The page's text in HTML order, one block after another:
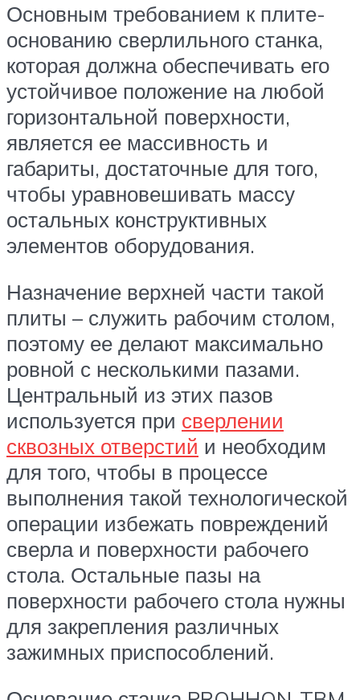
Основным требованием к плите-
основанию сверлильного станка,
которая должна обеспечивать его
устойчивое положение на любой
горизонтальной поверхности,
является ее массивность и
габариты, достаточные для того,
чтобы уравновешивать массу
остальных конструктивных
элементов оборудования.
Назначение верхней части такой
плиты – служить рабочим столом,
поэтому ее делают максимально
ровной с несколькими пазами.
Центральный из этих пазов
используется при сверлении
сквозных отверстий и необходим
для того, чтобы в процессе
выполнения такой технологической
операции избежать повреждений
сверла и поверхности рабочего
стола. Остальные пазы на
поверхности рабочего стола нужны
для закрепления различных
зажимных приспособлений.